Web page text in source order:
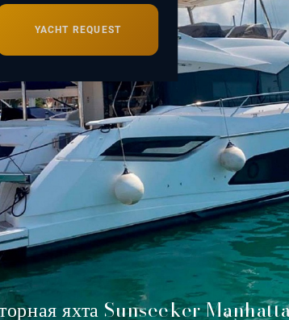
Майорка
ИТАЛИЯ
Сардиния
Франция
Хорватия
YACHT REQUEST
яхта Sunseeker